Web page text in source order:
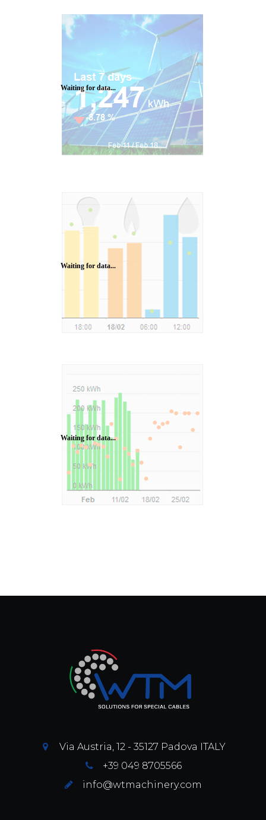
Via Austria, 12 - 35127 Padova ITALY
+39 049 8705566
info@wtmachinery.com